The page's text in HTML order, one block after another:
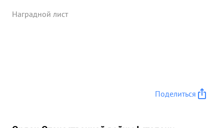
года за 3 сбитые самолета на подступах к г.
Наградной лист
Поделиться